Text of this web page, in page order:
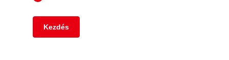
Kezdés